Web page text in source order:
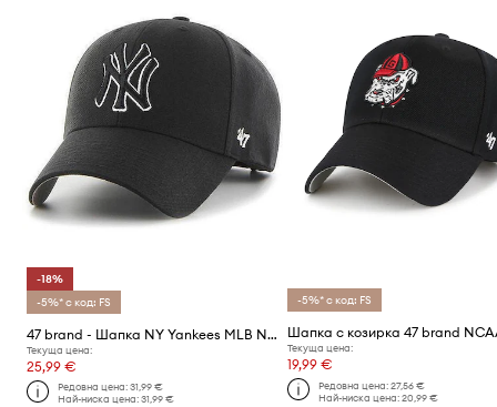
-18%
-5%* с код: FS
47 brand - Шапка NY Yankees MLB New York
Текуща цена:
25,99 €
Редовна цена:31,99 €
Най-ниска цена:31,99 €
-5%* с код: FS
Текуща цена:
19,99 €
Редовна цена: 27,56 €
Най-ниска цена: 20,99 €